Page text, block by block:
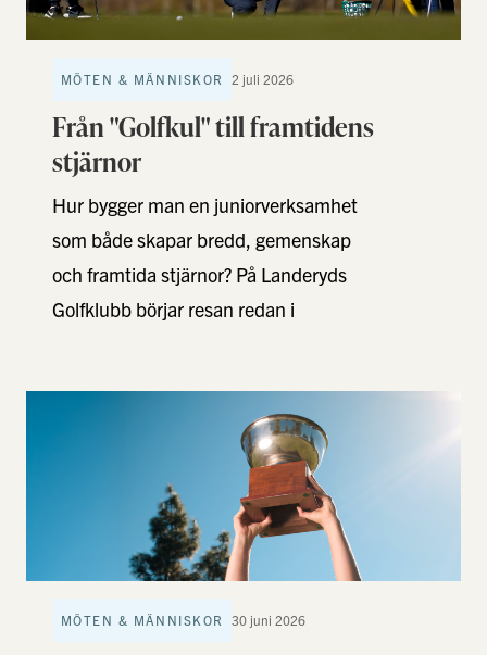
MÖTEN & MÄNNISKOR 2 juli 2026
Från "Golfkul" till framtidens
stjärnor
Hur bygger man en juniorverksamhet
som både skapar bredd, gemenskap
och framtida stjärnor? På Landeryds
Golfklubb börjar resan redan i
MÖTEN & MÄNNISKOR 30 juni 2026